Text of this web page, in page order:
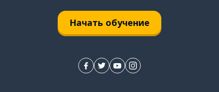
Начать обучение